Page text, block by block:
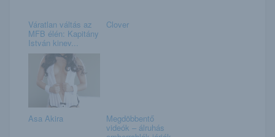
Váratlan váltás az
MFB élén: Kapitány
István kinev...
Clover
Asa Akira Megdöbbentő
videók – álruhás